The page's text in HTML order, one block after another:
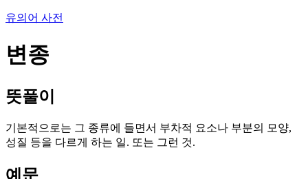
유의어 사전
변종
뜻풀이
기본적으로는 그 종류에 들면서 부차적 요소나 부분의 모양,
성질 등을 다르게 하는 일. 또는 그런 것.
예문